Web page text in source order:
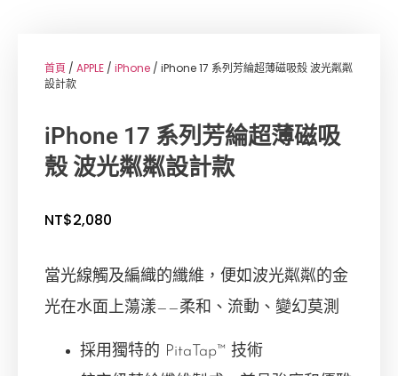
首頁 / APPLE / iPhone / iPhone 17 系列芳綸超薄磁吸殼 波光粼粼
設計款
iPhone 17 系列芳綸超薄磁吸
殼 波光粼粼設計款
NT$2,080
當光線觸及編織的纖維，便如波光粼粼的金
光在水面上蕩漾——柔和、流動、變幻莫測
採用獨特的 PitaTap™ 技術